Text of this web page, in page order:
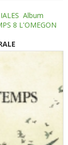
Album
8 L'OMEGON